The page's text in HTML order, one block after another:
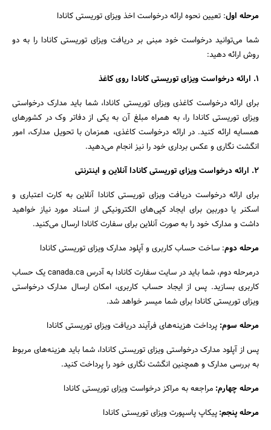
مرحله اول: تعیین نحوه ارائه درخواست اخذ ویزای توریستی کانادا
شما می‌توانید درخواست خود مبنی بر دریافت ویزای توریستی کانادا را به دو
روش ارائه دهید:
۱. ارائه درخواست ویزای توریستی کانادا روی کاغذ
برای ارائه درخواست کاغذی ویزای توریستی کانادا، شما باید مدارک درخواستی
ویزای توریستی کانادا را، به همراه مبلغ آن به یکی از دفاتر وک در کشورهای
همسایه ارائه کنید. در ارائه درخواست کاغذی، همزمان با تحویل مدارک، امور
انگشت نگاری و عکس برداری خود را نیز انجام می‌دهید.
۲. ارائه درخواست ویزای توریستی کانادا آنلاین و اینترنتی
برای ارائه درخواست دریافت ویزای توریستی کانادا آنلاین به کارت اعتباری و
اسکنر یا دوربین برای ایجاد کپی‌های الکترونیکی از اسناد مورد نیاز خواهید
داشت و مدارک خود را به صورت آنلاین برای سفارت کانادا ارسال می‌کنید.
مرحله دوم: ساخت حساب کاربری و آپلود مدارک ویزای توریستی کانادا
درمرحله دوم، شما باید در سایت سفارت کانادا به آدرس canada.ca یک حساب
کاربری بسازید. پس از ایجاد حساب کاربری، امکان ارسال مدارک درخواستی
ویزای توریستی کانادا برای شما میسر خواهد شد.
مرحله سوم: پرداخت هزینه‌های فرآیند دریافت ویزای توریستی کانادا
پس از آپلود مدارک درخواستی ویزای توریستی کانادا، شما باید هزینه‌های مربوط
به بررسی مدارک و همچنین انگشت نگاری خود را پرداخت کنید.
مرحله چهارم: مراجعه به مراکز درخواست ویزای توریستی کانادا
مرحله پنجم:پیکاپ پاسپورت ویزای توریستی کانادا